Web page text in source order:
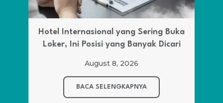
Hotel Internasional yang Sering Buka
Loker, Ini Posisi yang Banyak Dicari
August 8, 2026
BACA SELENGKAPNYA